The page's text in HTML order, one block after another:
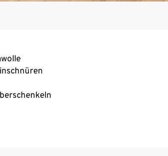
perfekter Sitz, hoher Tragekomfort